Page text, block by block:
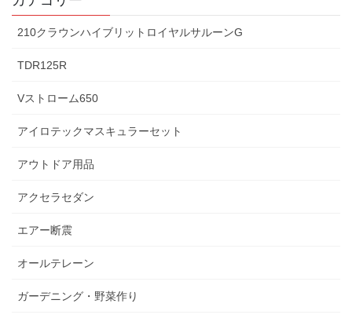
210クラウンハイブリットロイヤルサルーンG
TDR125R
Vストローム650
アイロテックマスキュラーセット
アウトドア用品
アクセラセダン
エアー断震
オールテレーン
ガーデニング・野菜作り